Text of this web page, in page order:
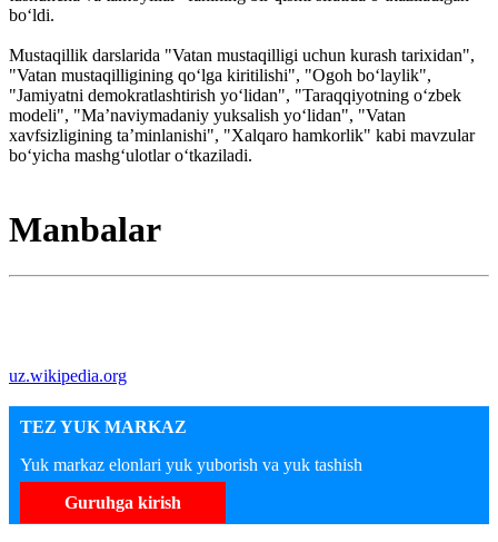
boʻldi.
Mustaqillik darslarida "Vatan mustaqilligi uchun kurash tarixidan",
"Vatan mustaqilligining qoʻlga kiritilishi", "Ogoh boʻlaylik",
"Jamiyatni demokratlashtirish yoʻlidan", "Taraqqiyotning oʻzbek
modeli", "Maʼnaviymadaniy yuksalish yoʻlidan", "Vatan
xavfsizligining taʼminlanishi", "Xalqaro hamkorlik" kabi mavzular
boʻyicha mashgʻulotlar oʻtkaziladi.
Manbalar
uz.wikipedia.org
TEZ YUK MARKAZ
Yuk markaz elonlari yuk yuborish va yuk tashish
Guruhga kirish